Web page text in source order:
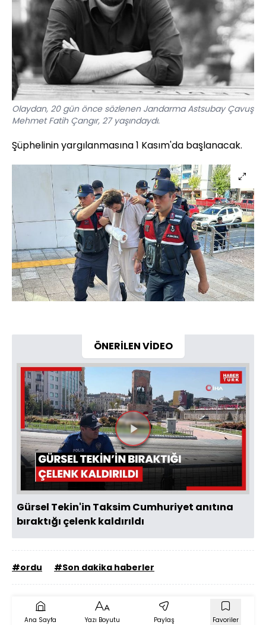
Olaydan, 20 gün önce sözlenen Jandarma Astsubay Çavuş
Mehmet Fatih Çangır, 27 yaşındaydı.
Şüphelinin yargılanmasına 1 Kasım'da başlanacak.
ÖNERİLEN VİDEO
Videoyu
Oynat
Gürsel Tekin'in Taksim Cumhuriyet anıtına
bıraktığı çelenk kaldırıldı
#ordu #Son dakika haberler
Ana Sayfa Yazı Boyutu Paylaş Favoriler